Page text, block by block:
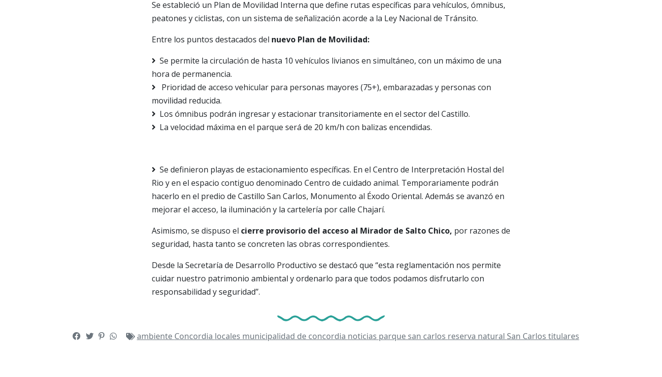
Se estableció un Plan de Movilidad Interna que define rutas específicas para vehículos, ómnibus,
peatones y ciclistas, con un sistema de señalización acorde a la Ley Nacional de Tránsito.
Entre los puntos destacados del nuevo Plan de Movilidad:
Se permite la circulación de hasta 10 vehículos livianos en simultáneo, con un máximo de una
hora de permanencia.
Prioridad de acceso vehicular para personas mayores (75+), embarazadas y personas con
movilidad reducida.
Los ómnibus podrán ingresar y estacionar transitoriamente en el sector del Castillo.
La velocidad máxima en el parque será de 20 km/h con balizas encendidas.
Se definieron playas de estacionamiento específicas. En el Centro de Interpretación Hostal del
Rio y en el espacio contiguo denominado Centro de cuidado animal. Temporariamente podrán
hacerlo en el predio de Castillo San Carlos, Monumento al Éxodo Oriental. Además se avanzó en
mejorar el acceso, la iluminación y la cartelería por calle Chajarí.
Asimismo, se dispuso el cierre provisorio del acceso al Mirador de Salto Chico, por razones de
seguridad, hasta tanto se concreten las obras correspondientes.
Desde la Secretaría de Desarrollo Productivo se destacó que “esta reglamentación nos permite
cuidar nuestro patrimonio ambiental y ordenarlo para que todos podamos disfrutarlo con
responsabilidad y seguridad”.
ambiente Concordia locales municipalidad de concordia noticias parque san carlos reserva natural San Carlos titulares